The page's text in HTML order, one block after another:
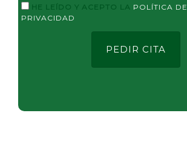
HE LEÍDO Y ACEPTO LA POLÍTICA DE
PRIVACIDAD